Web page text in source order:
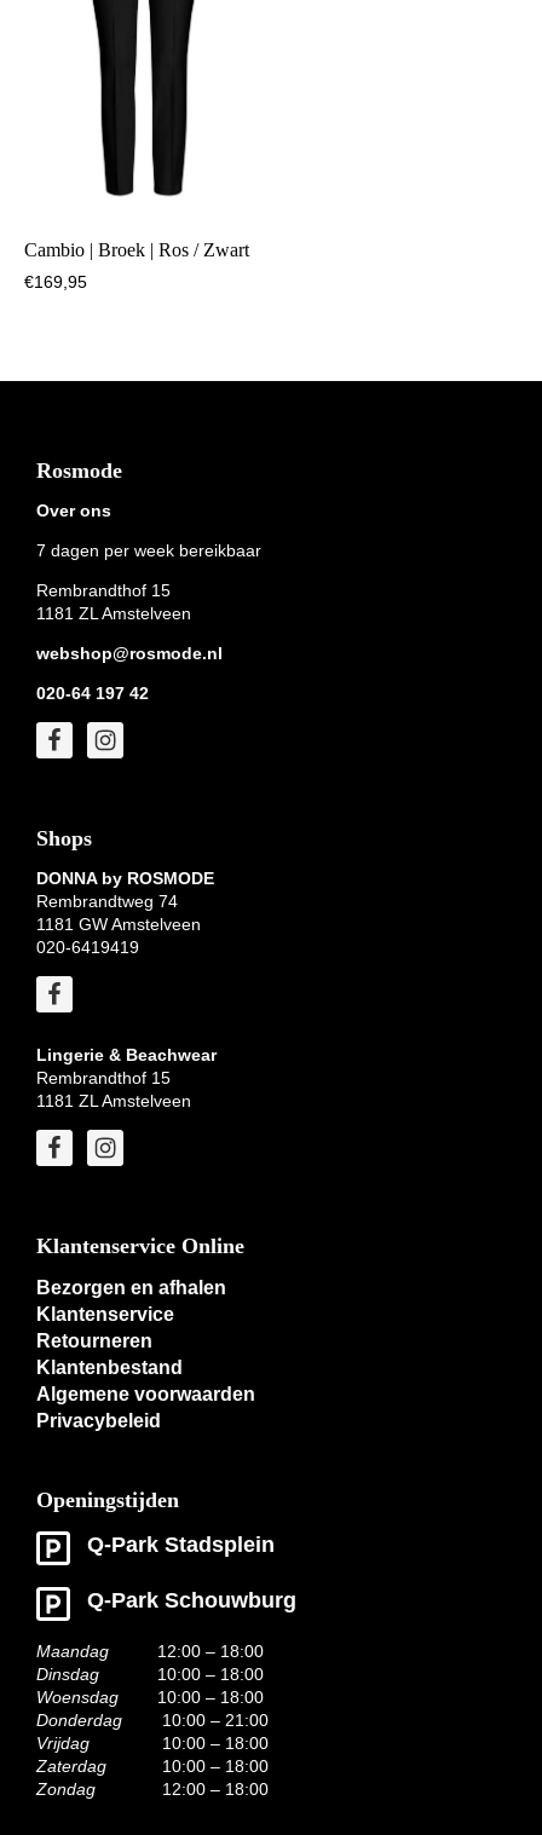
Cambio | Broek | Ros / Zwart
€169,95
Footer
Rosmode
Over ons
7 dagen per week bereikbaar
Rembrandthof 15
1181 ZL Amstelveen
webshop@rosmode.nl
020-64 197 42
Shops
DONNA by ROSMODE
Rembrandtweg 74
1181 GW Amstelveen
020-6419419
Lingerie & Beachwear
Rembrandthof 15
1181 ZL Amstelveen
Klantenservice Online
Bezorgen en afhalen
Klantenservice
Retourneren
Klantenbestand
Algemene voorwaarden
Privacybeleid
Openingstijden
Q-Park Stadsplein
Q-Park Schouwburg
Maandag
12:00 – 18:00
Dinsdag
10:00 – 18:00
Woensdag
10:00 – 18:00
Donderdag
10:00 – 21:00
Vrijdag
10:00 – 18:00
Zaterdag
10:00 – 18:00
Zondag
12:00 – 18:00